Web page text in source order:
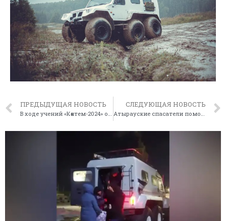
ПРЕДЫДУЩАЯ НОВОСТЬ
В ходе учений «Көктем-2024» отработаны действия по спасению людей из снежных заносов
СЛЕДУЮЩАЯ НОВОСТЬ
Атырауские спасатели помогли жителю Актобе